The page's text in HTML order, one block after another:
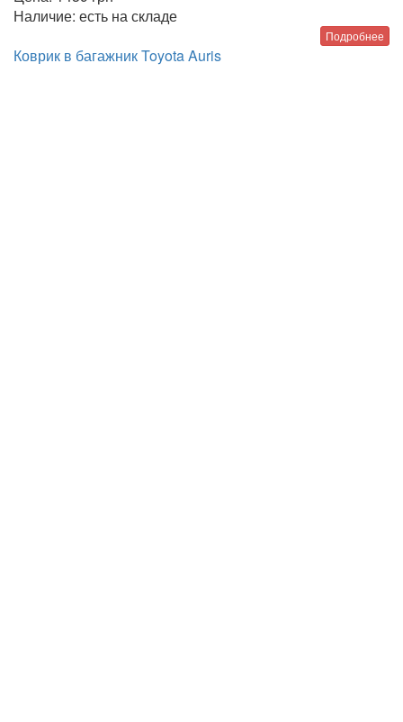
Наличие: есть на складе
Подробнее
Коврик в багажник Toyota Auris